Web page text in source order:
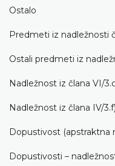
Ostalo
Predmeti iz nadležnosti
Ostali predmeti iz
Nadležnost iz člana VI/
Nadležnost iz člana IV/
Dopustivost (apstraktna
Dopustivosti –